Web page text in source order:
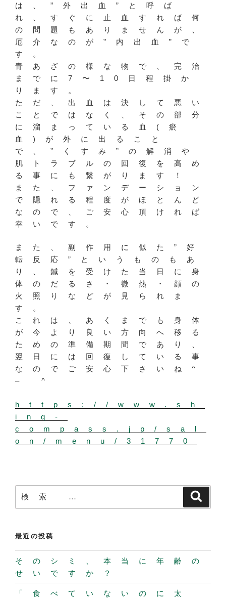
は、”外出血”と呼ば
れ、すぐに止血すれば何
の問題もありませんが、
厄介なのが”内出血”で
す。
青あざの様な物で、完治
までに7〜10日程掛か
ります。
ただ、出血は決して悪い
ことではなく、その部分
に溜まっている血(瘀
血)が外に出ること
で、”くすみ”の解消や
肌トラブルの回復を高め
る事にも繋がります！
また、ファンデーション
で隠れる程度がほとんど
なので、ご安心頂ければ
幸いです。
また、副作用に似た”好
転反応”というものもあ
り、鍼を受けた当日に身
体のだるさ・微熱・顔の
火照りなどが見られま
す。
これは、あくまでも身体
が今より良い方向へ移る
ための準備期間であり、
翌日には回復している事
なのでご安心下さいね^
– ^
https://www.sh
inq-
compass.jp/sal
on/menu/31770
検
索:
最近の投稿
そのシミ、本当に年齢の
せいですか？
「食べていないのに太